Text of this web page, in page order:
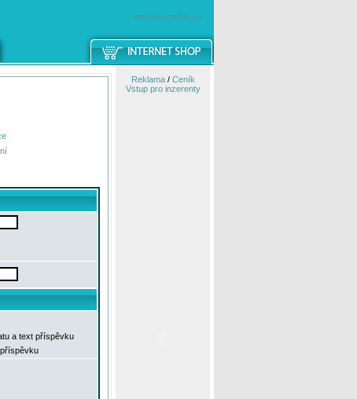
windowsmobile.cz
a text příspěvku
Reklama/ Ceník
Vstup pro inzerenty